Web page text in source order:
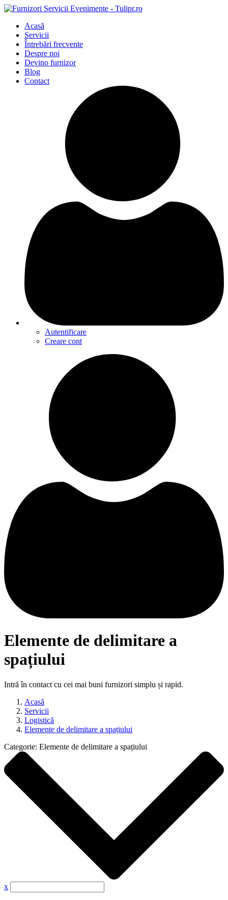
Acasă
Servicii
Întrebări frecvente
Despre noi
Devino furnizor
Blog
Contact
Autentificare
Creare cont
Elemente de delimitare a
spațiului
Intră în contact cu cei mai buni furnizori simplu și rapid.
Acasă
Servicii
Logistică
Elemente de delimitare a spațiului
Categorie: Elemente de delimitare a spațiului
x